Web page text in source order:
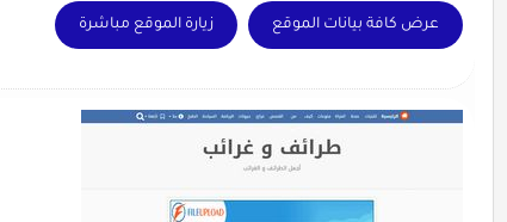
عرض كافة بيانات الموقع زيارة الموقع مباشرة